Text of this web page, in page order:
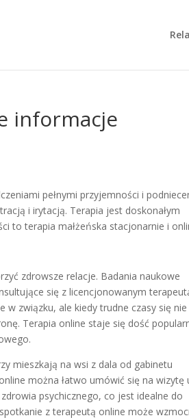
informacje
pełnymi przyjemności i
i irytacją. Terapia jest doskonałym
to terapia małżeńska stacjonarnie i
zdrowsze relacje. Badania naukowe
się z licencjonowanym
w związku, ale kiedy trudne czasy się nie
Terapia online staje się dość
mieszkają na wsi z dala od gabinetu
można łatwo umówić się na wizytę
psychicznego, co jest idealne do
z terapeutą online może